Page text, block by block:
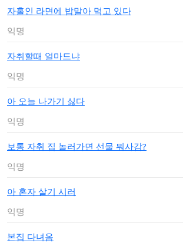
자홀인 라면에 밥말아 먹고 있다
익명
자취할때 얼마드냐
익명
아 오늘 나가기 싫다
익명
보통 자취 집 놀러가면 선물 뭐사감?
익명
아 혼자 살기 시러
익명
본집 다녀옴